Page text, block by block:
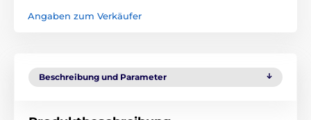
Angaben zum Verkäufer
Beschreibung und Parameter